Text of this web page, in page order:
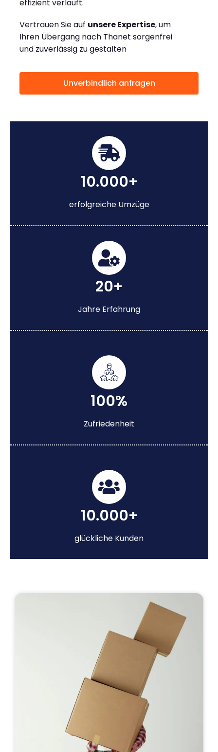
effizient verläuft.
Vertrauen Sie auf unsere Expertise, um
Ihren Übergang nach Thanet sorgenfrei
und zuverlässig zu gestalten
Unverbindlich anfragen
10.000+
erfolgreiche Umzüge
20+
Jahre Erfahrung
100%
Zufriedenheit
10.000+
glückliche Kunden